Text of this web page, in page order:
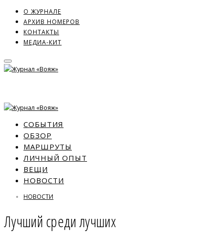
О ЖУРНАЛЕ
АРХИВ НОМЕРОВ
КОНТАКТЫ
МЕДИА-КИТ
СОБЫТИЯ
ОБЗОР
МАРШРУТЫ
ЛИЧНЫЙ ОПЫТ
ВЕЩИ
НОВОСТИ
НОВОСТИ
Лучший среди лучших